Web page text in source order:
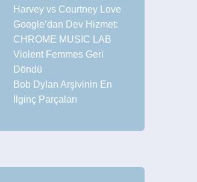
Harvey vs Courtney Love
Google’dan Dev Hizmet:
CHROME MUSIC LAB
Violent Femmes Geri
Döndü
Bob Dylan Arşivinin En
İlginç Parçaları